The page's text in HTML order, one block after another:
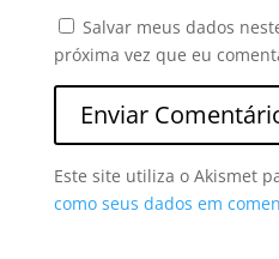
Salvar meus dados
próxima vez que eu
Este site utiliza o Akismet
como seus dados em